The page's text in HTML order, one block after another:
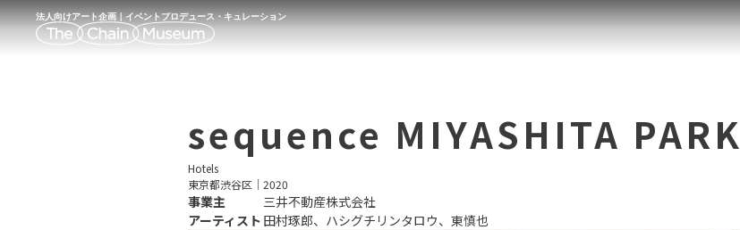
法人向けアート企画｜イベントプロデュース・キュレーション
sequence MIYASHITA PARK
Hotels
東京都渋谷区 ｜ 2020
事業主
三井不動産株式会社
アーティスト 田村琢郎、ハシグチリンタロウ、東慎也